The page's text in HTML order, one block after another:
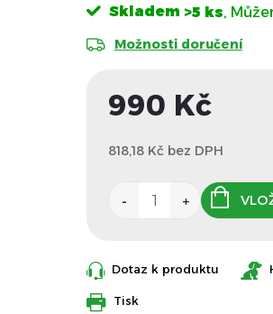
Skladem >5 ks
Možnosti doručení
990 Kč
818,18 Kč bez DPH
Tisk
Dotaz k produktu